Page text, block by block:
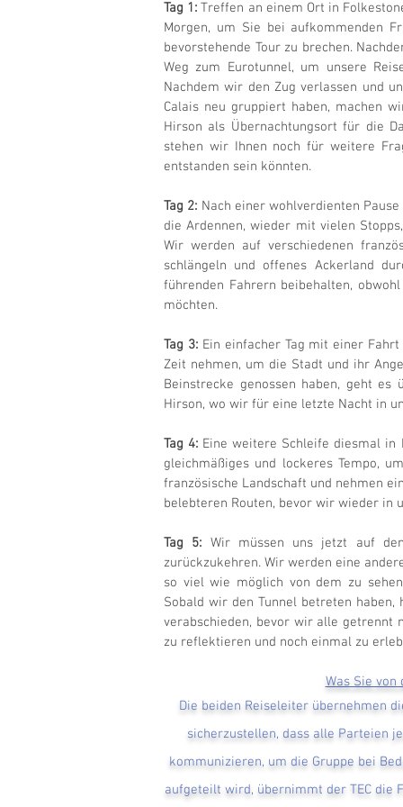
Tag 1: Treffen an einem Ort in
Morgen, um Sie bei aufkommenden
bevorstehende Tour zu brechen.
Weg zum Eurotunnel, um unsere
Nachdem wir den Zug verlassen und
Calais neu gruppiert haben, machen
Hirson als Übernachtungsort für die
stehen wir Ihnen noch für weitere
entstanden sein könnten.
Tag 2: Nach einer wohlverdienten
die Ardennen, wieder mit vielen
Wir werden auf verschiedenen
schlängeln und offenes Ackerland
führenden Fahrern beibehalten,
möchten.
Tag 3:Ein einfacher Tag mit einer Fahrt
Zeit nehmen, um die Stadt und ihr
Beinstrecke genossen haben, geht es
Hirson, wo wir für eine letzte Nacht in
Tag 4: Eine weitere Schleife diesmal
gleichmäßiges und lockeres Tempo,
französische Landschaft und nehmen
belebteren Routen, bevor wir wieder in
Tag 5: Wir müssen uns jetzt auf
zurückzukehren. Wir werden eine
so viel wie möglich von dem zu
Sobald wir den Tunnel betreten
verabschieden, bevor wir alle getrennt
zu reflektieren und noch einmal zu
Was Sie
Die beiden Reiseleiter übernehmen
sicherzustellen, dass alle Parteien
kommunizieren, um die Gruppe bei
aufgeteilt wird, übernimmt der TEC die